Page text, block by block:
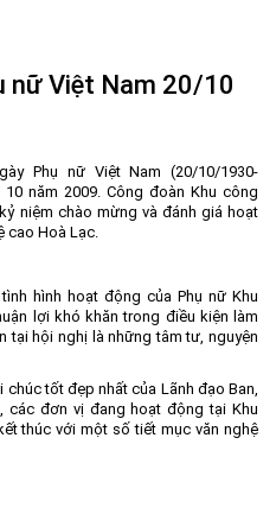
thứ 4
▼
tư
▼
▼
nữ Việt Nam 20/10
Phụ nữ Việt Nam (20/10/1930-
năm 2009. Công đoàn Khu công
niệm chào mừng và đánh giá hoạt
cao Hoà Lạc.
hình hoạt động của Phụ nữ Khu
lợi khó khăn trong điều kiện làm
tại hội nghị là những tâm tư, nguyện
tốt đẹp nhất của Lãnh đạo Ban,
các đơn vị đang hoạt động tại Khu
thúc với một số tiết mục văn nghệ